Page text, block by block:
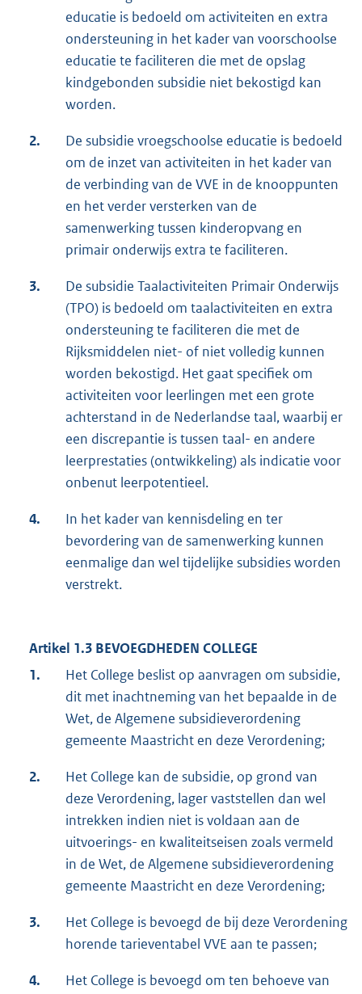
educatie is bedoeld om activiteiten en extra
ondersteuning in het kader van voorschoolse
educatie te faciliteren die met de opslag
kindgebonden subsidie niet bekostigd kan
worden.
2.
De subsidie vroegschoolse educatie is bedoeld
om de inzet van activiteiten in het kader van
de verbinding van de VVE in de knooppunten
en het verder versterken van de
samenwerking tussen kinderopvang en
primair onderwijs extra te faciliteren.
3.
De subsidie Taalactiviteiten Primair Onderwijs
(TPO) is bedoeld om taalactiviteiten en extra
ondersteuning te faciliteren die met de
Rijksmiddelen niet- of niet volledig kunnen
worden bekostigd. Het gaat specifiek om
activiteiten voor leerlingen met een grote
achterstand in de Nederlandse taal, waarbij er
een discrepantie is tussen taal- en andere
leerprestaties (ontwikkeling) als indicatie voor
onbenut leerpotentieel.
4.
In het kader van kennisdeling en ter
bevordering van de samenwerking kunnen
eenmalige dan wel tijdelijke subsidies worden
verstrekt.
Artikel 1.3 BEVOEGDHEDEN COLLEGE
1.
Het College beslist op aanvragen om subsidie,
dit met inachtneming van het bepaalde in de
Wet, de Algemene subsidieverordening
gemeente Maastricht en deze Verordening;
2.
Het College kan de subsidie, op grond van
deze Verordening, lager vaststellen dan wel
intrekken indien niet is voldaan aan de
uitvoerings- en kwaliteitseisen zoals vermeld
in de Wet, de Algemene subsidieverordening
gemeente Maastricht en deze Verordening;
3.
Het College is bevoegd de bij deze Verordening
horende tarieventabel VVE aan te passen;
4.
Het College is bevoegd om ten behoeve van